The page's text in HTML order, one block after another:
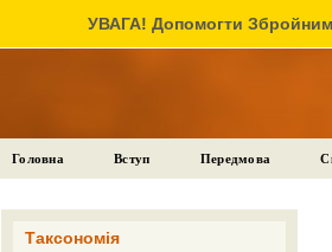
УВАГА! Допомогти Збройним
Головна Вступ Передмова
Таксономія